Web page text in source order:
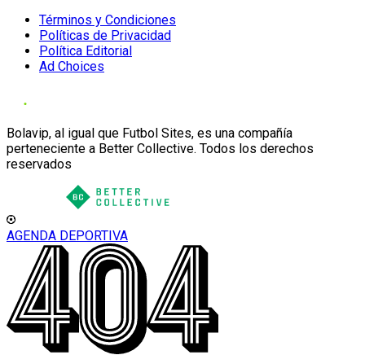
Términos y Condiciones
Políticas de Privacidad
Política Editorial
Ad Choices
Bolavip, al igual que Futbol Sites, es una compañía
perteneciente a Better Collective. Todos los derechos
reservados
AGENDA DEPORTIVA